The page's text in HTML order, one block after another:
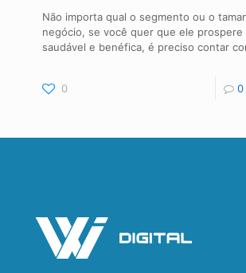
Não importa qual o segmento ou o
negócio, se você quer que ele prospere
saudável e benéfica, é preciso contar
0 0